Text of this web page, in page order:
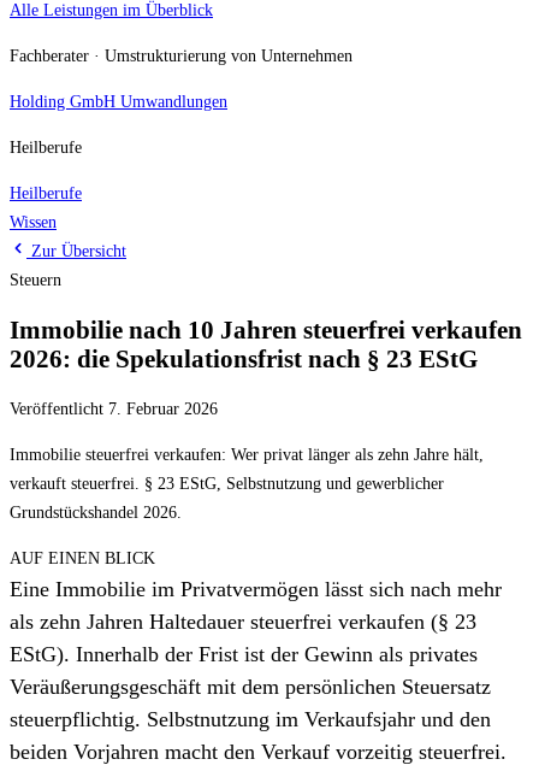
Alle Leistungen im Überblick
Fachberater · Umstrukturierung von Unternehmen
Holding GmbH Umwandlungen
Heilberufe
Heilberufe
Wissen
Zur Übersicht
Steuern
Immobilie nach 10 Jahren steuerfrei verkaufen
2026: die Spekulationsfrist nach § 23 EStG
Veröffentlicht 7. Februar 2026
Immobilie steuerfrei verkaufen: Wer privat länger als zehn Jahre hält,
verkauft steuerfrei. § 23 EStG, Selbstnutzung und gewerblicher
Grundstückshandel 2026.
AUF EINEN BLICK
Eine Immobilie im Privatvermögen lässt sich nach mehr
als zehn Jahren Haltedauer steuerfrei verkaufen (§ 23
EStG). Innerhalb der Frist ist der Gewinn als privates
Veräußerungsgeschäft mit dem persönlichen Steuersatz
steuerpflichtig. Selbstnutzung im Verkaufsjahr und den
beiden Vorjahren macht den Verkauf vorzeitig steuerfrei.